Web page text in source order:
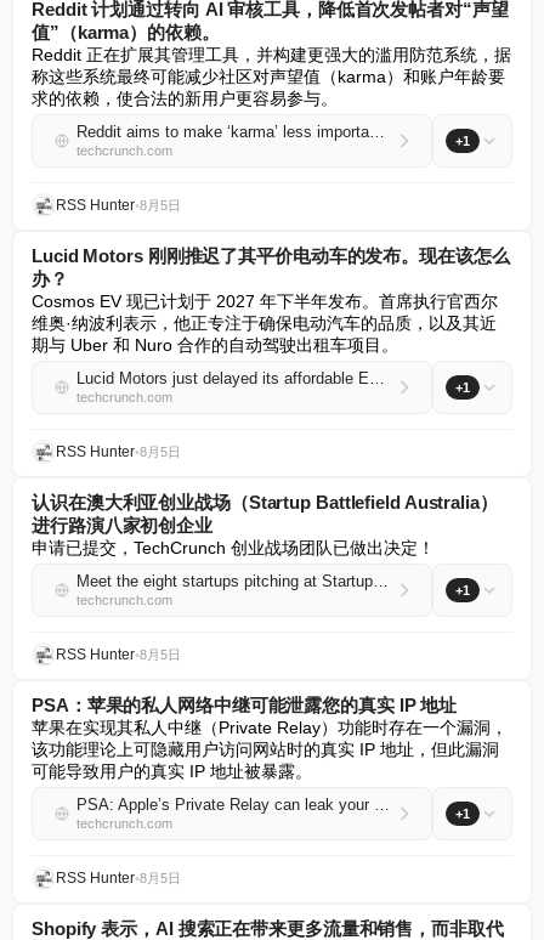
Reddit 计划通过转向 AI 审核工具，降低首次发帖者对“声望
值”（karma）的依赖。
Reddit 正在扩展其管理工具，并构建更强大的滥用防范系统，据
称这些系统最终可能减少社区对声望值（karma）和账户年龄要
求的依赖，使合法的新用户更容易参与。
Reddit aims to make ‘karma’ less important for first-time posters with shift to AI moderation tools
techcrunch.com
+1
RSS Hunter•8月5日
Lucid Motors 刚刚推迟了其平价电动车的发布。现在该怎么
办？
Cosmos EV 现已计划于 2027 年下半年发布。首席执行官西尔
维奥·纳波利表示，他正专注于确保电动汽车的品质，以及其近
期与 Uber 和 Nuro 合作的自动驾驶出租车项目。
Lucid Motors just delayed its affordable EV. Now what?
techcrunch.com
+1
RSS Hunter•8月5日
认识在澳大利亚创业战场（Startup Battlefield Australia）
进行路演八家初创企业
申请已提交，TechCrunch 创业战场团队已做出决定！
Meet the eight startups pitching at Startup Battlefield Australia
techcrunch.com
+1
RSS Hunter•8月5日
PSA：苹果的私人网络中继可能泄露您的真实 IP 地址
苹果在实现其私人中继（Private Relay）功能时存在一个漏洞，
该功能理论上可隐藏用户访问网站时的真实 IP 地址，但此漏洞
可能导致用户的真实 IP 地址被暴露。
PSA: Apple’s Private Relay can leak your real IP address
techcrunch.com
+1
RSS Hunter•8月5日
Shopify 表示，AI 搜索正在带来更多流量和销售，而非取代